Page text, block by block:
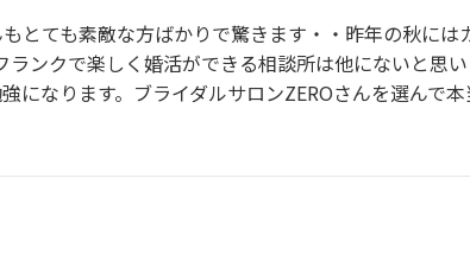
とても素敵な方ばかりで驚きます・・昨年の秋には
ンクで楽しく婚活ができる相談所は他にないと思
になります。ブライダルサロンZEROさんを選んで